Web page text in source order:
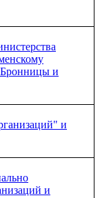
Бронницы и
и
и